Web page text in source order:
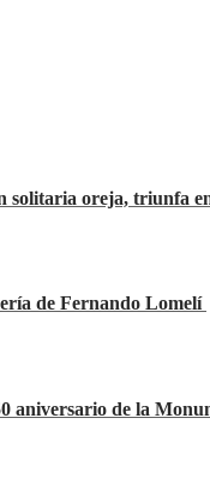
solitaria oreja, triunfa
de Fernando Lomelí
aniversario de la